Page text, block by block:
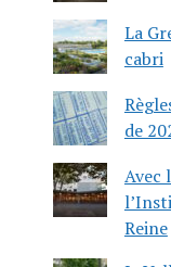
La
cabri
de
Avec
Reine